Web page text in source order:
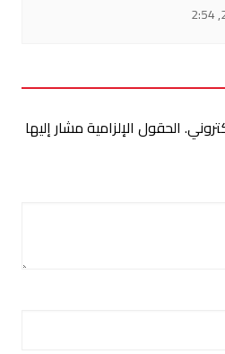
الحقول الإلزامية مشار إليها